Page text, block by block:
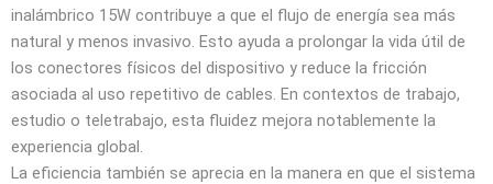
inalámbrico 15W contribuye a que el flujo de energía sea más
natural y menos invasivo. Esto ayuda a prolongar la vida útil de
los conectores físicos del dispositivo y reduce la fricción
asociada al uso repetitivo de cables. En contextos de trabajo,
estudio o teletrabajo, esta fluidez mejora notablemente la
experiencia global.
La eficiencia también se aprecia en la manera en que el sistema